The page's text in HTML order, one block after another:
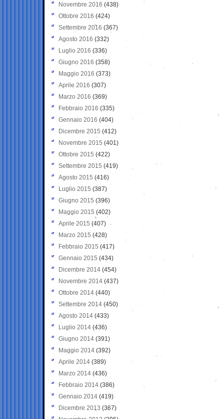
Novembre 2016 (438)
Ottobre 2016 (424)
Settembre 2016 (367)
Agosto 2016 (332)
Luglio 2016 (336)
Giugno 2016 (358)
Maggio 2016 (373)
Aprile 2016 (307)
Marzo 2016 (369)
Febbraio 2016 (335)
Gennaio 2016 (404)
Dicembre 2015 (412)
Novembre 2015 (401)
Ottobre 2015 (422)
Settembre 2015 (419)
Agosto 2015 (416)
Luglio 2015 (387)
Giugno 2015 (396)
Maggio 2015 (402)
Aprile 2015 (407)
Marzo 2015 (428)
Febbraio 2015 (417)
Gennaio 2015 (434)
Dicembre 2014 (454)
Novembre 2014 (437)
Ottobre 2014 (440)
Settembre 2014 (450)
Agosto 2014 (433)
Luglio 2014 (436)
Giugno 2014 (391)
Maggio 2014 (392)
Aprile 2014 (389)
Marzo 2014 (436)
Febbraio 2014 (386)
Gennaio 2014 (419)
Dicembre 2013 (367)